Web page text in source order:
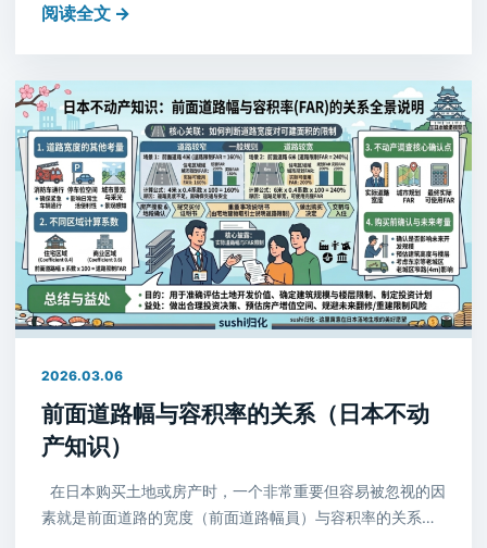
阅读全文 →
2026.03.06
前面道路幅与容积率的关系（日本不动
产知识）
在日本购买土地或房产时，一个非常重要但容易被忽视的因
素就是前面道路的宽度（前面道路幅員）与容积率的关系…